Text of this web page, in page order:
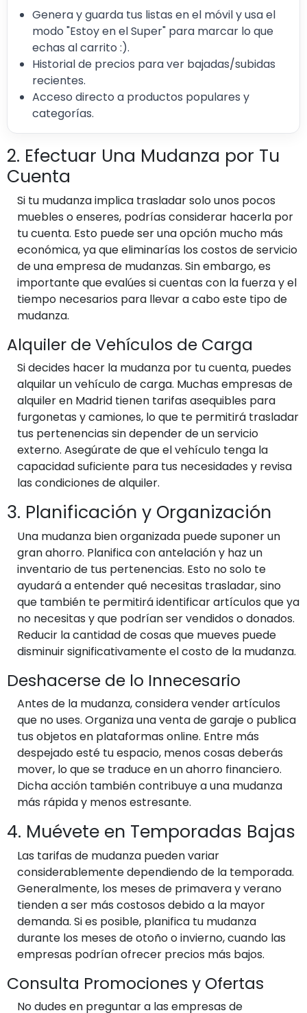
Genera y guarda tus listas en el móvil y usa el
modo "Estoy en el Super" para marcar lo que
echas al carrito :).
Historial de precios para ver bajadas/subidas
recientes.
Acceso directo a productos populares y
categorías.
2. Efectuar Una Mudanza por Tu
Cuenta
Si tu mudanza implica trasladar solo unos pocos
muebles o enseres, podrías considerar hacerla por
tu cuenta. Esto puede ser una opción mucho más
económica, ya que eliminarías los costos de servicio
de una empresa de mudanzas. Sin embargo, es
importante que evalúes si cuentas con la fuerza y el
tiempo necesarios para llevar a cabo este tipo de
mudanza.
Alquiler de Vehículos de Carga
Si decides hacer la mudanza por tu cuenta, puedes
alquilar un vehículo de carga. Muchas empresas de
alquiler en Madrid tienen tarifas asequibles para
furgonetas y camiones, lo que te permitirá trasladar
tus pertenencias sin depender de un servicio
externo. Asegúrate de que el vehículo tenga la
capacidad suficiente para tus necesidades y revisa
las condiciones de alquiler.
3. Planificación y Organización
Una mudanza bien organizada puede suponer un
gran ahorro. Planifica con antelación y haz un
inventario de tus pertenencias. Esto no solo te
ayudará a entender qué necesitas trasladar, sino
que también te permitirá identificar artículos que ya
no necesitas y que podrían ser vendidos o donados.
Reducir la cantidad de cosas que mueves puede
disminuir significativamente el costo de la mudanza.
Deshacerse de lo Innecesario
Antes de la mudanza, considera vender artículos
que no uses. Organiza una venta de garaje o publica
tus objetos en plataformas online. Entre más
despejado esté tu espacio, menos cosas deberás
mover, lo que se traduce en un ahorro financiero.
Dicha acción también contribuye a una mudanza
más rápida y menos estresante.
4. Muévete en Temporadas Bajas
Las tarifas de mudanza pueden variar
considerablemente dependiendo de la temporada.
Generalmente, los meses de primavera y verano
tienden a ser más costosos debido a la mayor
demanda. Si es posible, planifica tu mudanza
durante los meses de otoño o invierno, cuando las
empresas podrían ofrecer precios más bajos.
Consulta Promociones y Ofertas
No dudes en preguntar a las empresas de